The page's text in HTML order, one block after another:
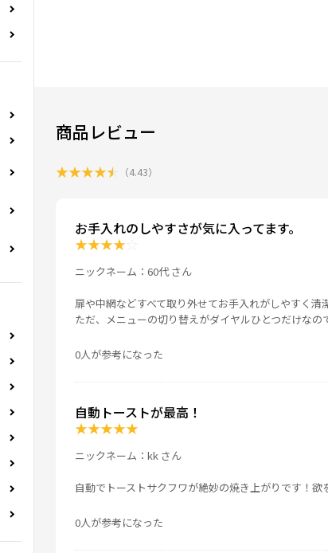
商品レビュー
★★★★★ （4.43）
お手入れのしやすさが気に入ってます。
★★★★
ニックネーム：60代 さん
扉や中網などすべて取り外せてお手入れがしやすく
ただ、メニューの切り替えがダイヤルひとつだけなの
0人が参考になった
自動トーストが最高！
★★★★★
ニックネーム：kk さん
自動でトーストサクフワが絶妙の焼き上がりです！
0人が参考になった